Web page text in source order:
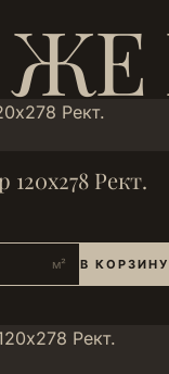
Рект.
м² В КОРЗИНУ